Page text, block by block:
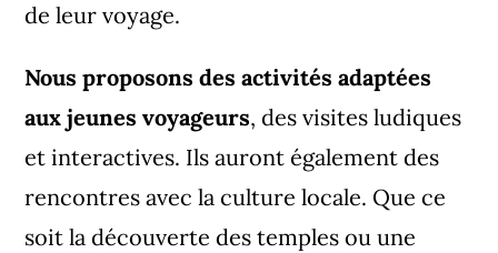
de leur voyage.
Nous proposons des activités adaptées
aux jeunes voyageurs, des visites ludiques
et interactives. Ils auront également des
rencontres avec la culture locale. Que ce
soit la découverte des temples ou une